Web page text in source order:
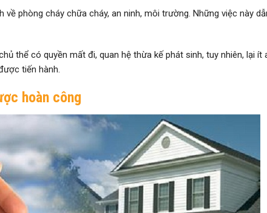
phòng cháy chữa cháy, an ninh, môi trường. Những việc này
thể có quyền mất đi, quan hệ thừa kế phát sinh, tuy nhiên, lại ít
tiến hành.
hoàn công